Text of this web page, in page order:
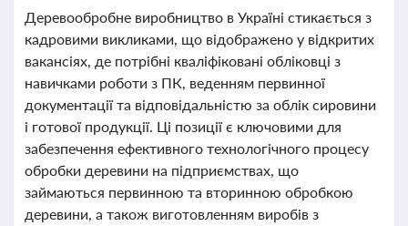
Деревообробне виробництво в Україні стикається з
кадровими викликами, що відображено у відкритих
вакансіях, де потрібні кваліфіковані обліковці з
навичками роботи з ПК, веденням первинної
документації та відповідальністю за облік сировини
і готової продукції. Ці позиції є ключовими для
забезпечення ефективного технологічного процесу
обробки деревини на підприємствах, що
займаються первинною та вторинною обробкою
деревини, а також виготовленням виробів з